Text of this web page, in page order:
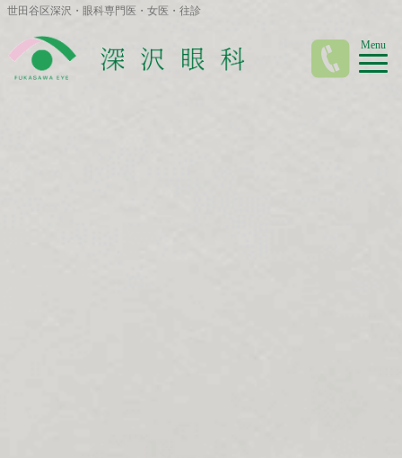
世田谷区深沢・眼科専門医・女医・往診
Menu